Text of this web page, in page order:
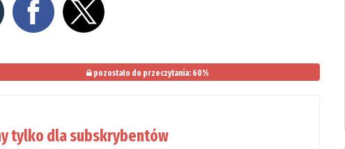
pozostało do przeczytania: 60%
tylko dla subskrybentów